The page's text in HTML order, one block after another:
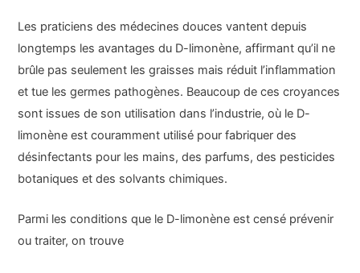
Les praticiens des médecines douces vantent depuis
longtemps les avantages du D-limonène, affirmant qu’il ne
brûle pas seulement les graisses mais réduit l’inflammation
et tue les germes pathogènes. Beaucoup de ces croyances
sont issues de son utilisation dans l’industrie, où le D-
limonène est couramment utilisé pour fabriquer des
désinfectants pour les mains, des parfums, des pesticides
botaniques et des solvants chimiques.
Parmi les conditions que le D-limonène est censé prévenir
ou traiter, on trouve